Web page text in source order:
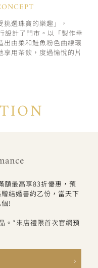
挑選珠寶的樂趣」，
設計了門市。以「製作幸
由柔和鮭魚粉色曲線環
用茶飲，度過愉悅的片
最高享83折優惠，預
結婚書約乙份，當天下
!
。*來店禮限首次官網預